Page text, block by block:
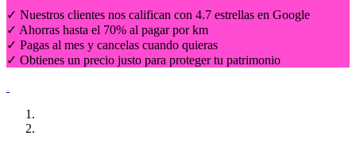
✓ Nuestros clientes nos califican con 4.7 estrellas en Google
✓ Ahorras hasta el 70% al pagar por km
✓ Pagas al mes y cancelas cuando quieras
✓ Obtienes un precio justo para proteger tu patrimonio